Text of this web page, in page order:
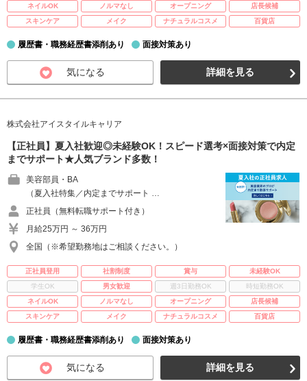
ネイルOK
ノルマなし オープニング
店長候補
スキンケア
メイク ナチュラルコスメ 百貨店
履歴書・職務経歴書添削あり 面接対策あり
気になる 詳細を見る
株式会社アイスタイルキャリア
【正社員】夏入社歓迎◎未経験OK！スピード選考×面接対策で内定
までサポート★人気ブランド多数！
美容部員・BA
（夏入社特集／内定までサポート …
正社員（無料転職サポート付き）
月給25万円 ～ 36万円
全国（※希望勤務地はご相談ください。）
正社員登用 社割制度 賞与
未経験OK
学生OK
男女歓迎 週3日勤務OK
時短勤務OK
ネイルOK
ノルマなし オープニング
店長候補
スキンケア
メイク ナチュラルコスメ 百貨店
履歴書・職務経歴書添削あり 面接対策あり
気になる 詳細を見る